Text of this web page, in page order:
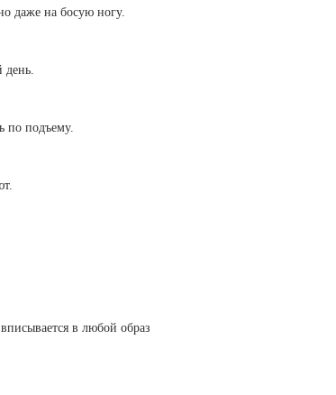
даже на босую ногу.
день.
по подъему.
в любой образ